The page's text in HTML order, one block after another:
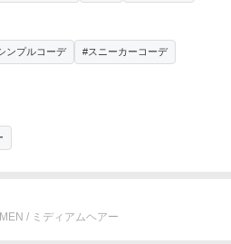
ンプルコーデ #スニーカーコーデ
/ ミディアムヘアー